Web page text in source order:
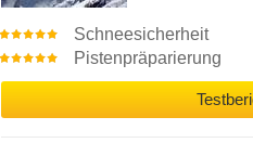
Schneesicherheit
Pistenpräparierung